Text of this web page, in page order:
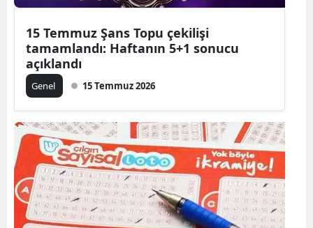
15 Temmuz Şans Topu çekilişi
tamamlandı: Haftanın 5+1 sonucu
açıklandı
Genel 15 Temmuz 2026